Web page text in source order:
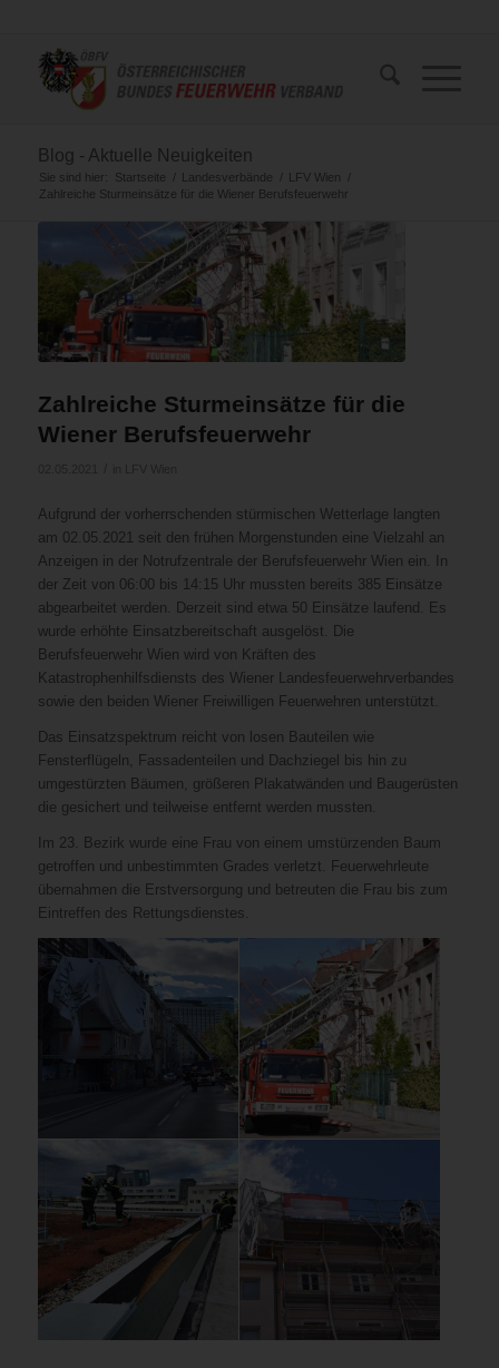
Blog - Aktuelle Neuigkeiten
Sie sind hier: Startseite / Landesverbände / LFV Wien
/
Zahlreiche Sturmeinsätze für die Wiener Berufsfeuerwehr
Zahlreiche Sturmeinsätze für die
Wiener Berufsfeuerwehr
Aufgrund der vorherrschenden stürmischen Wetterlage langten
am 02.05.2021 seit den frühen Morgenstunden eine Vielzahl an
Anzeigen in der Notrufzentrale der Berufsfeuerwehr Wien ein. In
der Zeit von 06:00 bis 14:15 Uhr mussten bereits 385 Einsätze
abgearbeitet werden. Derzeit sind etwa 50 Einsätze laufend. Es
wurde erhöhte Einsatzbereitschaft ausgelöst. Die
Berufsfeuerwehr Wien wird von Kräften des
Katastrophenhilfsdiensts des Wiener Landesfeuerwehrverbandes
sowie den beiden Wiener Freiwilligen Feuerwehren unterstützt.
Das Einsatzspektrum reicht von losen Bauteilen wie
Fensterflügeln, Fassadenteilen und Dachziegel bis hin zu
umgestürzten Bäumen, größeren Plakatwänden und Baugerüsten
die gesichert und teilweise entfernt werden mussten.
Im 23. Bezirk wurde eine Frau von einem umstürzenden Baum
getroffen und unbestimmten Grades verletzt. Feuerwehrleute
übernahmen die Erstversorgung und betreuten die Frau bis zum
Eintreffen des Rettungsdienstes.